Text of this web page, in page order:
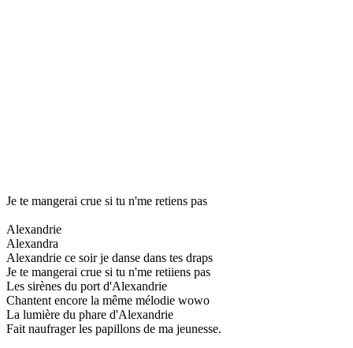
Je te mangerai crue si tu n'me retiens pas
Alexandrie
Alexandra
Alexandrie ce soir je danse dans tes draps
Je te mangerai crue si tu n'me retiiens pas
Les sirènes du port d'Alexandrie
Chantent encore la même mélodie wowo
La lumière du phare d'Alexandrie
Fait naufrager les papillons de ma jeunesse.